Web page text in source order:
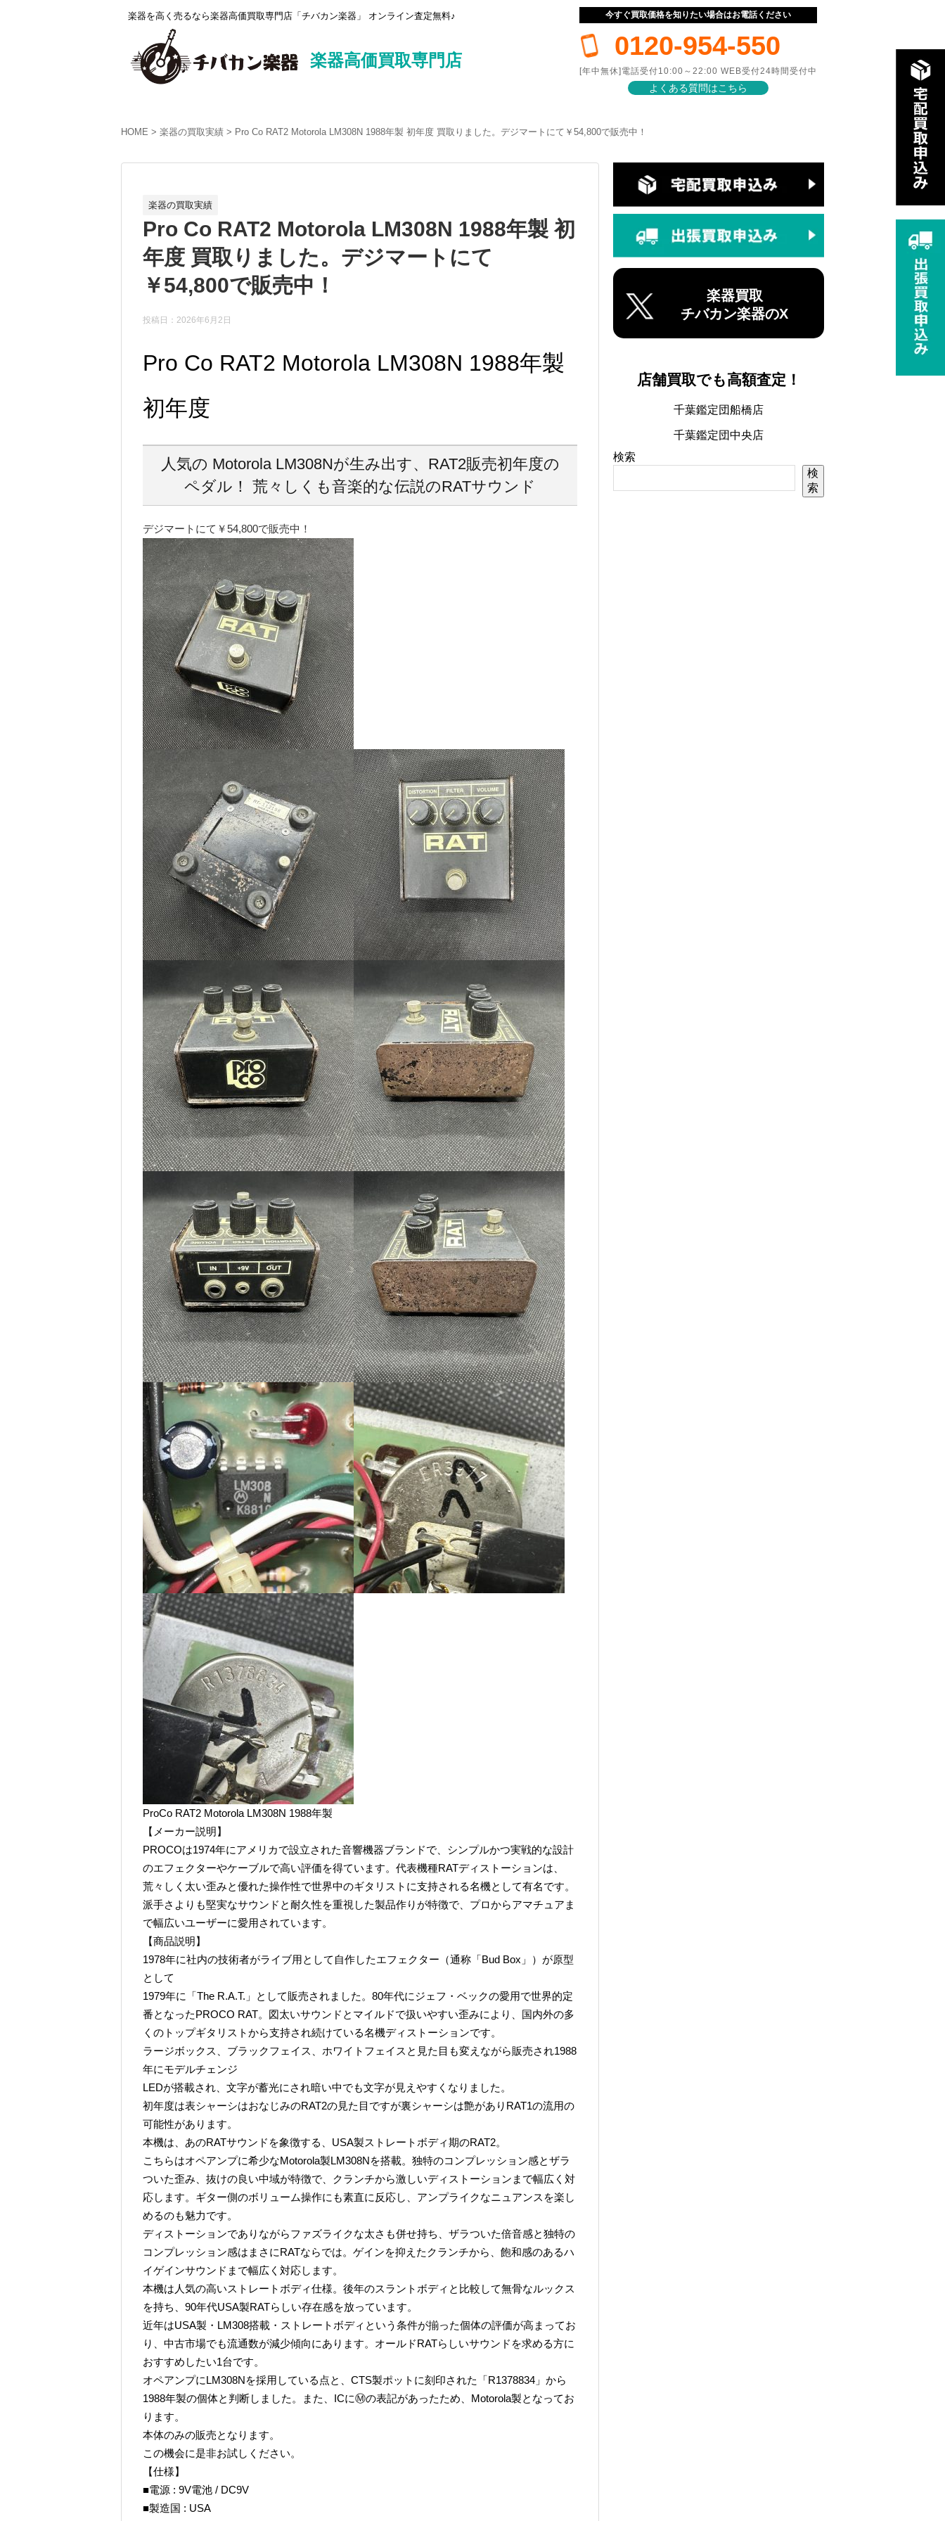
楽器を高く売るなら楽器高価買取専門店「チバカン楽器」 オンライン査定無料♪
楽器高価買取専門店
今すぐ買取価格を知りたい場合はお電話ください
0120-954-550
[年中無休]電話受付10:00～22:00 WEB受付24時間受付中
よくある質問はこちら
HOME 楽器の買取実績 Pro Co RAT2 Motorola LM308N 1988年製 初年度 買取りました。デジマートにて￥54,800で販売中！
楽器の買取実績
Pro Co RAT2 Motorola LM308N 1988年製 初
年度 買取りました。デジマートにて
￥54,800で販売中！
投稿日：2026年6月2日
Pro Co RAT2 Motorola LM308N 1988年製
初年度
人気の Motorola LM308Nが生み出す、RAT2販売初年度の
ペダル！ 荒々しくも音楽的な伝説のRATサウンド
デジマートにて￥54,800で販売中！
ProCo RAT2 Motorola LM308N 1988年製
【メーカー説明】
PROCOは1974年にアメリカで設立された音響機器ブランドで、シンプルかつ実戦的な設計
のエフェクターやケーブルで高い評価を得ています。代表機種RATディストーションは、
荒々しく太い歪みと優れた操作性で世界中のギタリストに支持される名機として有名です。
派手さよりも堅実なサウンドと耐久性を重視した製品作りが特徴で、プロからアマチュアま
で幅広いユーザーに愛用されています。
【商品説明】
1978年に社内の技術者がライブ用として自作したエフェクター（通称「Bud Box」）が原型
として
1979年に「The R.A.T.」として販売されました。80年代にジェフ・ベックの愛用で世界的定
番となったPROCO RAT。図太いサウンドとマイルドで扱いやすい歪みにより、国内外の多
くのトップギタリストから支持され続けている名機ディストーションです。
ラージボックス、ブラックフェイス、ホワイトフェイスと見た目も変えながら販売され1988
年にモデルチェンジ
LEDが搭載され、文字が蓄光にされ暗い中でも文字が見えやすくなりました。
初年度は表シャーシはおなじみのRAT2の見た目ですが裏シャーシは艶がありRAT1の流用の
可能性があります。
本機は、あのRATサウンドを象徴する、USA製ストレートボディ期のRAT2。
こちらはオペアンプに希少なMotorola製LM308Nを搭載。独特のコンプレッション感とザラ
ついた歪み、抜けの良い中域が特徴で、クランチから激しいディストーションまで幅広く対
応します。ギター側のボリューム操作にも素直に反応し、アンプライクなニュアンスを楽し
めるのも魅力です。
ディストーションでありながらファズライクな太さも併せ持ち、ザラついた倍音感と独特の
コンプレッション感はまさにRATならでは。ゲインを抑えたクランチから、飽和感のあるハ
イゲインサウンドまで幅広く対応します。
本機は人気の高いストレートボディ仕様。後年のスラントボディと比較して無骨なルックス
を持ち、90年代USA製RATらしい存在感を放っています。
近年はUSA製・LM308搭載・ストレートボディという条件が揃った個体の評価が高まってお
り、中古市場でも流通数が減少傾向にあります。オールドRATらしいサウンドを求める方に
おすすめしたい1台です。
オペアンプにLM308Nを採用している点と、CTS製ポットに刻印された「R1378834」から
1988年製の個体と判断しました。また、ICにⓂの表記があったため、Motorola製となってお
ります。
本体のみの販売となります。
この機会に是非お試しください。
【仕様】
■電源 : 9V電池 / DC9V
■製造国 : USA
楽器買取
チバカン楽器のX
店舗買取でも高額査定！
千葉鑑定団船橋店
千葉鑑定団中央店
検索
検
索